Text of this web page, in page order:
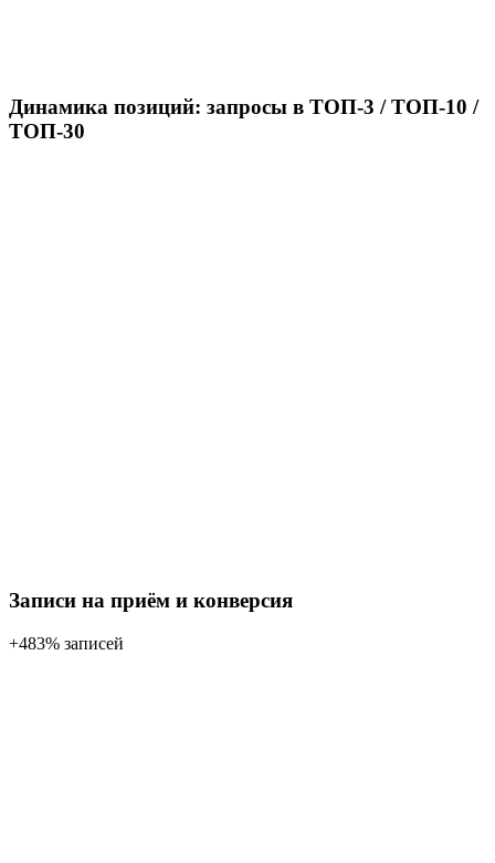
Динамика позиций: запросы в ТОП-3 / ТОП-10 /
ТОП-30
Записи на приём и конверсия
+483% записей